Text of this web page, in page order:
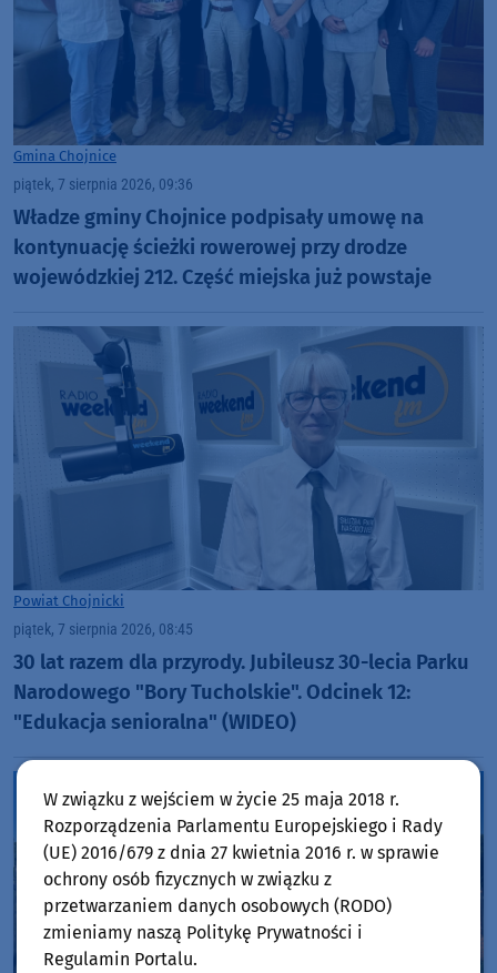
Gmina Chojnice
piątek, 7 sierpnia 2026, 09:36
Władze gminy Chojnice podpisały umowę na
kontynuację ścieżki rowerowej przy drodze
wojewódzkiej 212. Część miejska już powstaje
Powiat Chojnicki
piątek, 7 sierpnia 2026, 08:45
30 lat razem dla przyrody. Jubileusz 30-lecia Parku
Narodowego "Bory Tucholskie". Odcinek 12:
"Edukacja senioralna" (WIDEO)
W związku z wejściem w życie 25 maja 2018 r.
Rozporządzenia Parlamentu Europejskiego i Rady
(UE) 2016/679 z dnia 27 kwietnia 2016 r. w sprawie
ochrony osób fizycznych w związku z
przetwarzaniem danych osobowych (RODO)
zmieniamy naszą Politykę Prywatności i
Regulamin Portalu.